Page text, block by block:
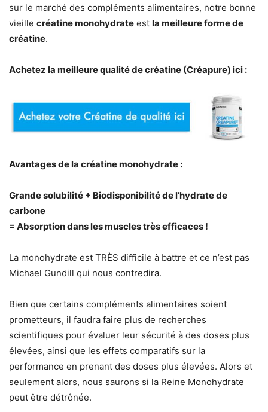
sur le marché des compléments alimentaires, notre bonne
vieille créatine monohydrate est la meilleure forme de
créatine.
Achetez la meilleure qualité de créatine (Créapure) ici :
Avantages de la créatine monohydrate :
Grande solubilité + Biodisponibilité de l’hydrate de
carbone
= Absorption dans les muscles très efficaces !
La monohydrate est TRÈS difficile à battre et ce n’est pas
Michael Gundill qui nous contredira.
Bien que certains compléments alimentaires soient
prometteurs, il faudra faire plus de recherches
scientifiques pour évaluer leur sécurité à des doses plus
élevées, ainsi que les effets comparatifs sur la
performance en prenant des doses plus élevées. Alors et
seulement alors, nous saurons si la Reine Monohydrate
peut être détrônée.